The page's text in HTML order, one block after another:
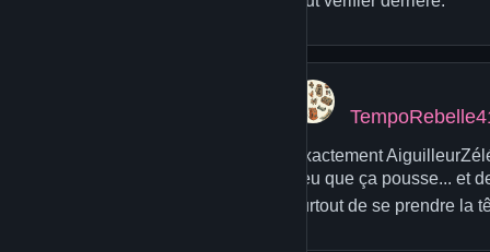
Exactement
peu que ça pousse... et
surtout de se prendre la